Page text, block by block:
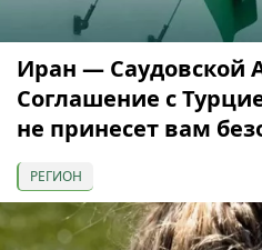
Иран — Саудовской
Соглашение с
не принесет вам
РЕГИОН